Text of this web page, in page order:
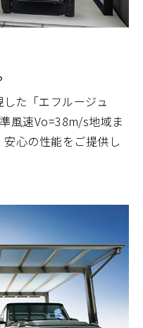
た「エフルージュ
風速Vo=38m/s地域ま
心の性能をご提供し